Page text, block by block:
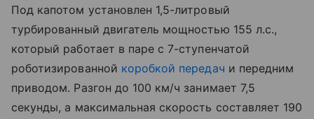
Под капотом установлен 1,5-литровый
турбированный двигатель мощностью 155 л.с.,
который работает в паре с 7-ступенчатой
роботизированной коробкой передач и передним
приводом. Разгон до 100 км/ч занимает 7,5
секунды, а максимальная скорость составляет 190